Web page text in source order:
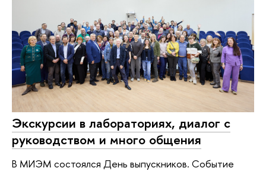
Экскурсии в лабораториях, диалог с
руководством и много общения
В МИЭМ состоялся День выпускников. Событие